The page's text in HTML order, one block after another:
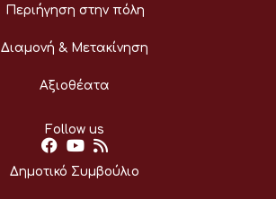
Περιήγηση στην πόλη
Διαμονή & Μετακίνηση
Αξιοθέατα
Follow us
Δημοτικό Συμβούλιο